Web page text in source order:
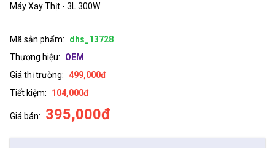
Máy Xay Thịt - 3L 300W
Mã sản phẩm:
dhs_13728
Thương hiệu:
OEM
Giá thị trường: 499,000đ
Tiết kiệm:
104,000đ
Giá bán: 395,000đ